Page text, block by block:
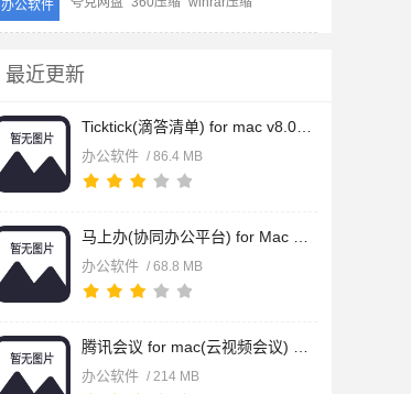
办公软件
最近更新
办公软件 / 86.4 MB
办公软件 / 68.8 MB
办公软件 / 214 MB